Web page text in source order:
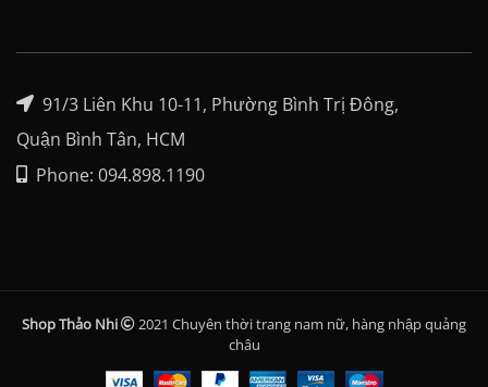
91/3 Liên Khu 10-11, Phường Bình Trị Đông,
Quận Bình Tân, HCM
Phone: 094.898.1190
Shop Thảo Nhi
2021 Chuyên thời trang nam nữ, hàng nhập quảng
châu